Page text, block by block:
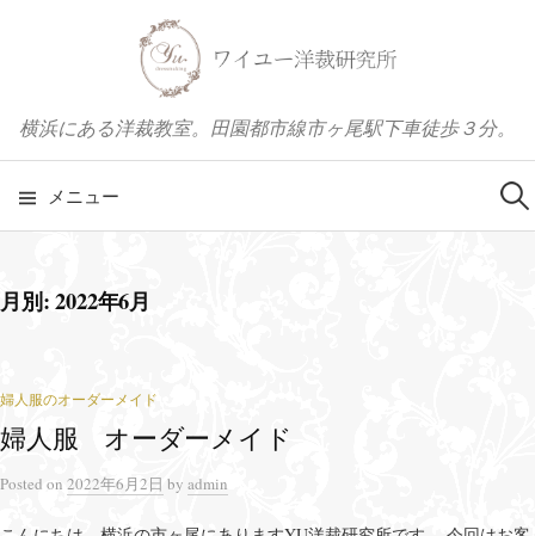
プ
横浜にある洋裁教室。田園都市線市ヶ尾駅下車徒歩３分。
メニュー 検
月別: 2022年6月
婦人服のオーダーメイド
婦人服 オーダーメイド
Posted on 2022年6月2日 by admin